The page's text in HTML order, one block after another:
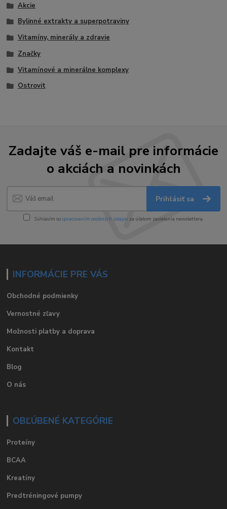
Akcie
Bylinné extrakty a superpotraviny
Vitamíny, minerály a zdravie
Značky
Vitamínové a minerálne komplexy
Ostrovit
Zadajte váš e-mail pre informácie
o akciách a novinkách
Prihlásiť sa
Súhlasím sospracovaním osobných údajov za účelom zasielania newslettera.
INFORMÁCIE PRE VÁS
Obchodné podmienky
Vernostné zľavy
Možnosti platby a doprava
Kontakt
Blog
O nás
OBĽÚBENÉ KATEGÓRIE
Proteíny
BCAA
Kreatíny
Predtréningové pumpy